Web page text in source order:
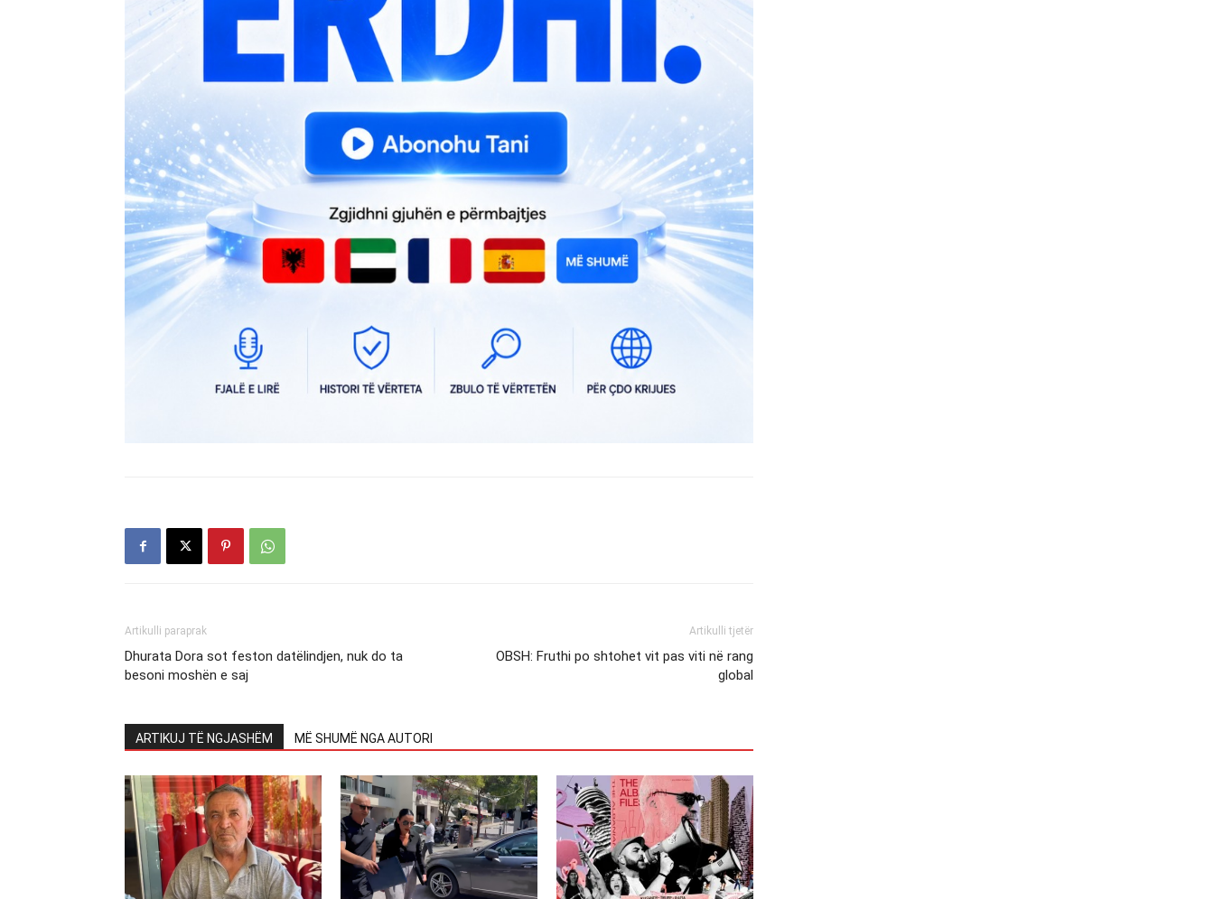
Artikulli paraprak
Dhurata Dora sot feston datëlindjen, nuk do ta
besoni moshën e saj
Artikulli tjetër
OBSH: Fruthi po shtohet vit pas viti në rang
global
ARTIKUJ TË NGJASHËM MË SHUMË NGA AUTORI